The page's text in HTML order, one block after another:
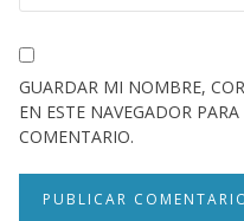
GUARDAR MI NOMBRE,
EN ESTE NAVEGADOR
COMENTARIO.